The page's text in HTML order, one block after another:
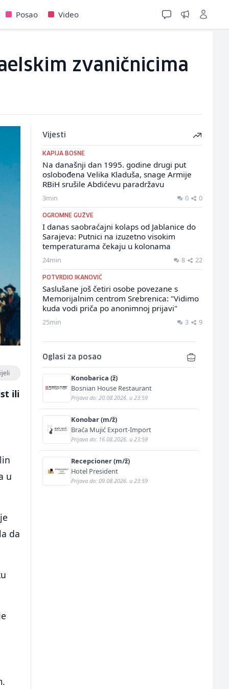
Posao Video
zvaničnicima
ili
u
da
Vijesti
KAPIJA BOSNE
Na današnji dan 1995. godine drugi put
oslobođena Velika Kladuša, snage Armije
RBiH srušile Abdićevu paradržavu
3min 0 0
OGROMNE GUŽVE
I danas saobraćajni kolaps od Jablanice do
Sarajeva: Putnici na izuzetno visokim
temperaturama čekaju u kolonama
24min 8 22
POTVRDIO IKANOVIĆ
Saslušane još četiri osobe povezane s
Memorijalnim centrom Srebrenica: "Vidimo
kuda vodi priča po anonimnoj prijavi"
25min 3 9
Oglasi za posao
Konobarica (ž)
Bosnian House Restaurant
Prijava do: 20.08.2026. u 23:59
Konobar (m/ž)
Braća Mujić Export-Import
Prijava do: 16.08.2026. u 23:59
Recepcioner (m/ž)
Hotel President
Prijava do: 09.08.2026. u 23:59